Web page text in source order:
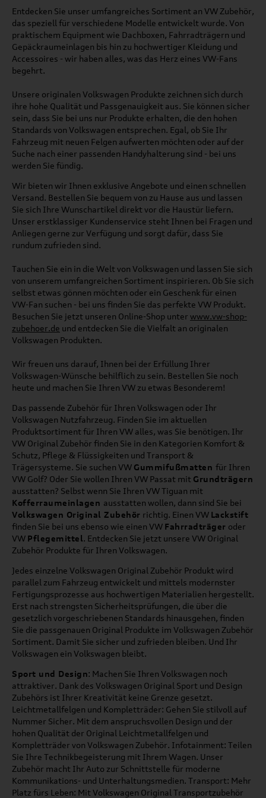
Entdecken Sie unser umfangreiches Sortiment an VW Zubehör,
das speziell für verschiedene Modelle entwickelt wurde. Von
praktischem Equipment wie Dachboxen, Fahrradträgern und
Gepäckraumeinlagen bis hin zu hochwertiger Kleidung und
Accessoires - wir haben alles, was das Herz eines VW-Fans
begehrt.
Unsere originalen Volkswagen Produkte zeichnen sich durch
ihre hohe Qualität und Passgenauigkeit aus. Sie können sicher
sein, dass Sie bei uns nur Produkte erhalten, die den hohen
Standards von Volkswagen entsprechen. Egal, ob Sie Ihr
Fahrzeug mit neuen Felgen aufwerten möchten oder auf der
Suche nach einer passenden Handyhalterung sind - bei uns
werden Sie fündig.
Wir bieten wir Ihnen exklusive Angebote und einen schnellen
Versand. Bestellen Sie bequem von zu Hause aus und lassen
Sie sich Ihre Wunschartikel direkt vor die Haustür liefern.
Unser erstklassiger Kundenservice steht Ihnen bei Fragen und
Anliegen gerne zur Verfügung und sorgt dafür, dass Sie
rundum zufrieden sind.
Tauchen Sie ein in die Welt von Volkswagen und lassen Sie sich
von unserem umfangreichen Sortiment inspirieren. Ob Sie sich
selbst etwas gönnen möchten oder ein Geschenk für einen
VW-Fan suchen - bei uns finden Sie das perfekte VW Produkt.
Besuchen Sie jetzt unseren Online-Shop unter www.vw-shop-
zubehoer.de und entdecken Sie die Vielfalt an originalen
Volkswagen Produkten.
Wir freuen uns darauf, Ihnen bei der Erfüllung Ihrer
Volkswagen-Wünsche behilflich zu sein. Bestellen Sie noch
heute und machen Sie Ihren VW zu etwas Besonderem!
Das passende Zubehör für Ihren Volkswagen oder Ihr
Volkswagen Nutzfahrzeug. Finden Sie im aktuellen
Produktsortiment für Ihren VW alles, was Sie benötigen. Ihr
VW Original Zubehör finden Sie in den Kategorien Komfort &
Schutz, Pflege & Flüssigkeiten und Transport &
Trägersysteme. Sie suchen VW Gummifußmatten für Ihren
VW Golf? Oder Sie wollen Ihren VW Passat mit Grundträgern
ausstatten? Selbst wenn Sie Ihren VW Tiguan mit
Kofferraumeinlagen ausstatten wollen, dann sind Sie bei
Volkswagen Original Zubehör richtig. Einen VW Lackstift
finden Sie bei uns ebenso wie einen VW Fahrradträger oder
VW Pflegemittel. Entdecken Sie jetzt unsere VW Original
Zubehör Produkte für Ihren Volkswagen.
Jedes einzelne Volkswagen Original Zubehör Produkt wird
parallel zum Fahrzeug entwickelt und mittels modernster
Fertigungsprozesse aus hochwertigen Materialien hergestellt.
Erst nach strengsten Sicherheitsprüfungen, die über die
gesetzlich vorgeschriebenen Standards hinausgehen, finden
Sie die passgenauen Original Produkte im Volkswagen Zubehör
Sortiment. Damit Sie sicher und zufrieden bleiben. Und Ihr
Volkswagen ein Volkswagen bleibt.
Sport und Design: Machen Sie Ihren Volkswagen noch
attraktiver. Dank des Volkswagen Original Sport und Design
Zubehörs ist Ihrer Kreativität keine Grenze gesetzt.
Leichtmetallfelgen und Kompletträder: Gehen Sie stilvoll auf
Nummer Sicher. Mit dem anspruchsvollen Design und der
hohen Qualität der Original Leichtmetallfelgen und
Kompletträder von Volkswagen Zubehör. Infotainment: Teilen
Sie Ihre Technikbegeisterung mit Ihrem Wagen. Unser
Zubehör macht Ihr Auto zur Schnittstelle für moderne
Kommunikations- und Unterhaltungsmedien. Transport: Mehr
Platz fürs Leben: Mit Volkswagen Original Transportzubehör